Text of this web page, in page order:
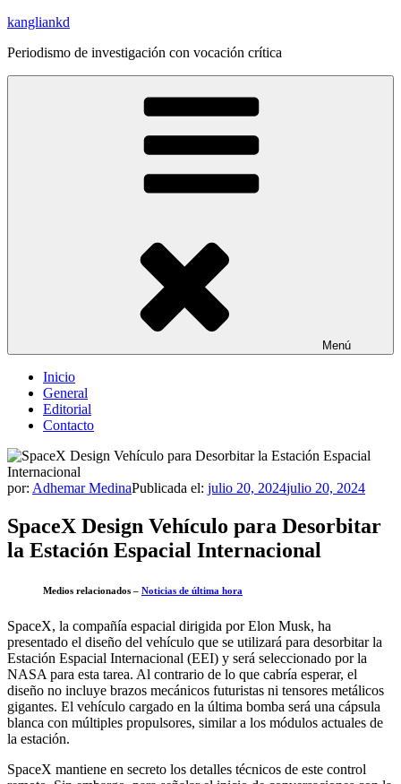
Saltar
contenido
kangliankd
Periodismo de investigación con vocación crítica
Menú
Inicio
General
Editorial
Contacto
por: Adhemar MedinaPublicada el: julio 20, 2024julio 20, 2024
SpaceX Design Vehículo para Desorbitar
la Estación Espacial Internacional
Medios relacionados – Noticias de última hora
SpaceX, la compañía espacial dirigida por Elon Musk, ha
presentado el diseño del vehículo que se utilizará para desorbitar la
Estación Espacial Internacional (EEI) y será seleccionado por la
NASA para esta tarea. Al contrario de lo que cabría esperar, el
diseño no incluye brazos mecánicos futuristas ni tensores metálicos
gigantes. El vehículo cargado en la última bomba será una cápsula
blanca con múltiples propulsores, similar a los módulos actuales de
la estación.
SpaceX mantiene en secreto los detalles técnicos de este control